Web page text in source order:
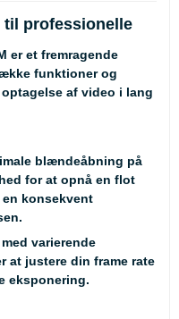
til professionelle
er et fremragende
funktioner og
af video i lang
blændeåbning på
for at opnå en flot
konsekvent
varierende
at justere din frame rate
eksponering.